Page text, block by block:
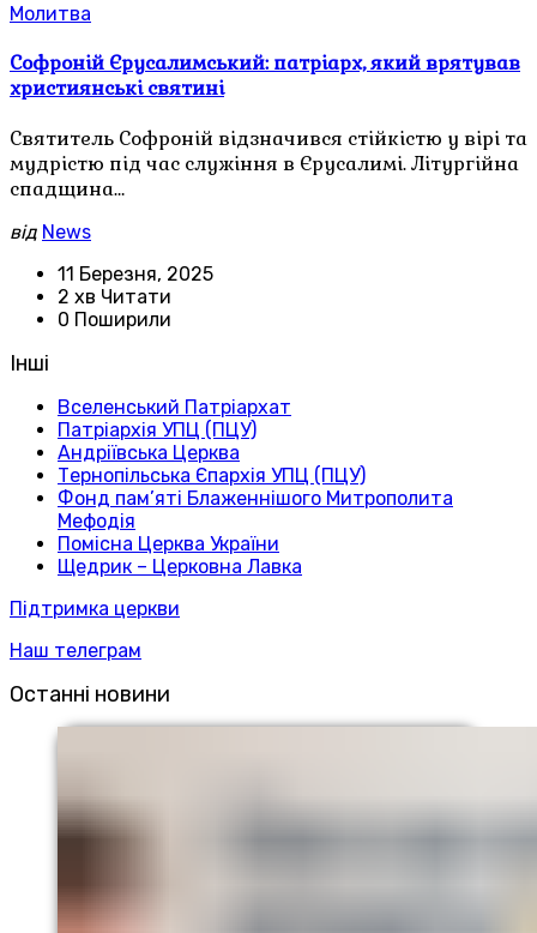
Молитва
Софроній Єрусалимський: патріарх, який врятував
християнські святині
Святитель Софроній відзначився стійкістю у вірі та
мудрістю під час служіння в Єрусалимі. Літургійна
спадщина…
від News
11 Березня, 2025
2 хв Читати
0 Поширили
Інші
Вселенський Патріархат
Патріархія УПЦ (ПЦУ)
Андріївська Церква
Тернопільська Єпархія УПЦ (ПЦУ)
Фонд пам’яті Блаженнішого Митрополита
Мефодія
Помісна Церква України
Щедрик – Церковна Лавка
Підтримка церкви
Наш телеграм
Останні новини